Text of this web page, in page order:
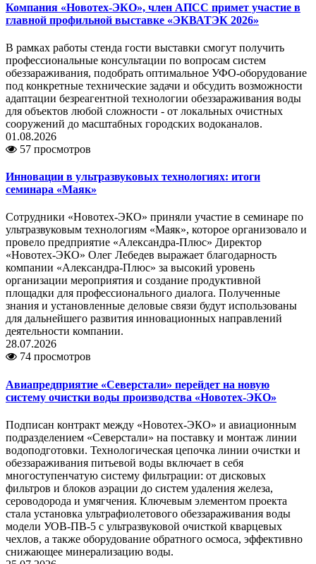
Компания «Новотех-ЭКО», член АПСС примет участие в
главной профильной выставке «ЭКВАТЭК 2026»
В рамках работы стенда гости выставки смогут получить
профессиональные консультации по вопросам систем
обеззараживания, подобрать оптимальное УФО-оборудование
под конкретные технические задачи и обсудить возможности
адаптации безреагентной технологии обеззараживания воды
для объектов любой сложности - от локальных очистных
сооружений до масштабных городских водоканалов.
01.08.2026
57 просмотров
Инновации в ультразвуковых технологиях: итоги
семинара «Маяк»
Сотрудники «Новотех-ЭКО» приняли участие в семинаре по
ультразвуковым технологиям «Маяк», которое организовало и
провело предприятие «Александра-Плюс» Директор
«Новотех-ЭКО» Олег Лебедев выражает благодарность
компании «Александра-Плюс» за высокий уровень
организации мероприятия и создание продуктивной
площадки для профессионального диалога. Полученные
знания и установленные деловые связи будут использованы
для дальнейшего развития инновационных направлений
деятельности компании.
28.07.2026
74 просмотров
Авиапредприятие «Северстали» перейдет на новую
систему очистки воды производства «Новотех-ЭКО»
Подписан контракт между «Новотех-ЭКО» и авиационным
подразделением «Северстали» на поставку и монтаж линии
водоподготовки. Технологическая цепочка линии очистки и
обеззараживания питьевой воды включает в себя
многоступенчатую систему фильтрации: от дисковых
фильтров и блоков аэрации до систем удаления железа,
сероводорода и умягчения. Ключевым элементом проекта
стала установка ультрафиолетового обеззараживания воды
модели УОВ-ПВ-5 с ультразвуковой очисткой кварцевых
чехлов, а также оборудование обратного осмоса, эффективно
снижающее минерализацию воды.